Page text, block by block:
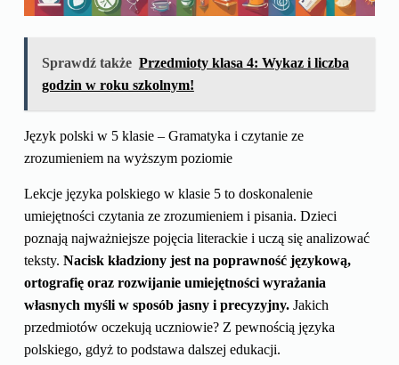
Sprawdź także Przedmioty klasa 4: Wykaz i liczba
godzin w roku szkolnym!
Język polski w 5 klasie – Gramatyka i czytanie ze
zrozumieniem na wyższym poziomie
Lekcje języka polskiego w klasie 5 to doskonalenie
umiejętności czytania ze zrozumieniem i pisania. Dzieci
poznają najważniejsze pojęcia literackie i uczą się analizować
teksty. Nacisk kładziony jest na poprawność językową,
ortografię oraz rozwijanie umiejętności wyrażania
własnych myśli w sposób jasny i precyzyjny.Jakich
przedmiotów oczekują uczniowie? Z pewnością języka
polskiego, gdyż to podstawa dalszej edukacji.